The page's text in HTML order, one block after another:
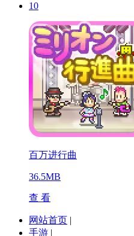
10
百万进行曲
36.5MB
查 看
网站首页 |
手游 |